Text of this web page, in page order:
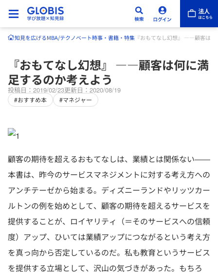
知見を広げるMBA/テクノベート時事・書籍・特集 『おもてなし幻想』 ――顧客は
『おもてなし幻想』 ――顧客は何に満
足するのか考えよう
投稿日：2019/02/23更新日：2020/08/19
#おすすめ本 #マネジャー
顧客の期待を超えるおもてなしは、業績とは関係ない――
本書は、昨今のサービスマネジメントに対する考え方への
アンチテーゼから始まる。ディズニーランドやリッツカー
ルトンの例を始めとして、顧客の期待を超えるサービスを
提供することが、ロイヤリティ（＝そのサービスへの信頼
度）アップ、ひいては業績アップにつながるという考え方
を真っ向から否定しているのだ。私も教育というサービス
を提供する立場として、沢山の気づきがあった。もちろ